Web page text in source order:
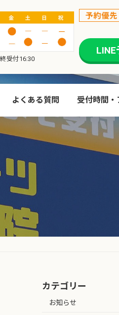
受付16:30
LINE
よくある質問 受付時間・
カテゴリー
お知らせ